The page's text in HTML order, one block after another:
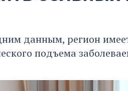
данным, регион
подъема